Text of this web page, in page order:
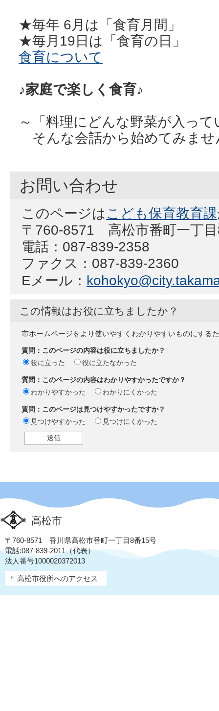
★毎年 6月は「食育月間」
★毎月19日は「食育の日」
食育について
♪家庭で楽しく食育♪
～「料理にどんな野菜が入っ
そんな会話から始めてみませ
お問い合わせ
このページはこども保育教育課
〒760-8571 高松市番町一丁
電話：087-839-2358
ファクス：087-839-2360
Eメール：
この情報はお役に立ちましたか？
市ホームページをより使いやすくわかりやすいものにする
質問：このページの内容は役に立ちましたか？
役に立った
役に立たなかった
質問：このページの内容はわかりやすかったですか？
わかりやすかった
わかりにくかった
質問：このページは見つけやすかったですか？
見つけやすかった
見つけにくかった
高松市
〒760-8571 香川県高松市番町一丁目8番15号
電話:087-839-2011（代表）
法人番号1000020372013
高松市役所へのアクセス